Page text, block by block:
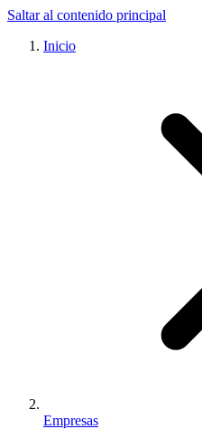
Saltar al contenido principal
Inicio
Empresas